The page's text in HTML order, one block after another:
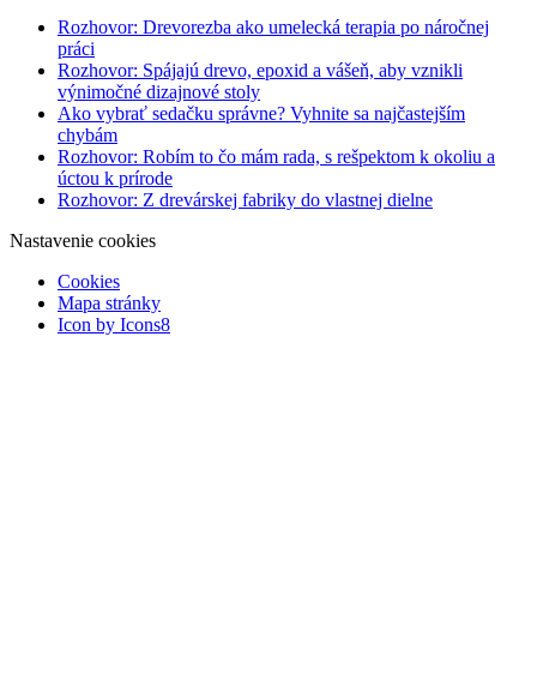
Rozhovor: Drevorezba ako umelecká terapia po náročnej
práci
Rozhovor: Spájajú drevo, epoxid a vášeň, aby vznikli
výnimočné dizajnové stoly
Ako vybrať sedačku správne? Vyhnite sa najčastejším
chybám
Rozhovor: Robím to čo mám rada, s rešpektom k okoliu a
úctou k prírode
Rozhovor: Z drevárskej fabriky do vlastnej dielne
Nastavenie cookies
Cookies
Mapa stránky
Icon by Icons8